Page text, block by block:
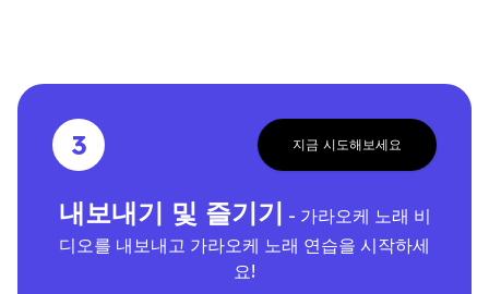
3 지금 시도해보세요
내보내기 및 즐기기 - 가라오케 노래 비
디오를 내보내고 가라오케 노래 연습을 시작하세
요!